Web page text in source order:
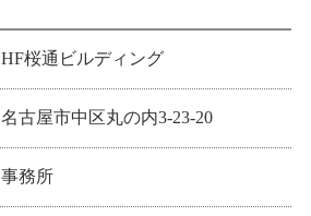
HF桜通ビルディング
名古屋市中区丸の内3-23-20
事務所